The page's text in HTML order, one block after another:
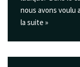
nous avons voulu
la suite »